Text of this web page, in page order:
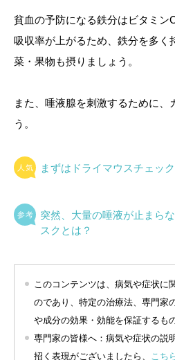
貧血の予防になる鉄分はビタミン
吸収率が上がるため、鉄分を多く
菜・果物も摂りましょう。
また、唾液腺を刺激するために、
う。
まずはドライマウスチェッ
突然、大量の唾液が止まら
スクとは？
このコンテンツは、病気や症状に
のであり、特定の治療法、専門家
や成分の効果・効能を保証するも
専門家の皆様へ：病気や症状の説
招く表現がございましたら、 こち